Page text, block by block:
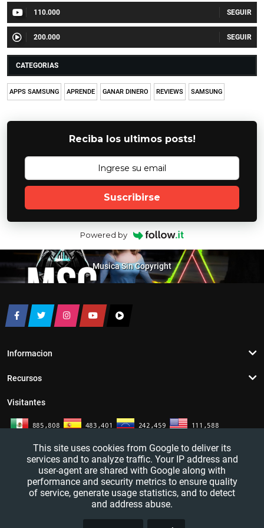
110.000
200.000
CATEGORIAS
APPS SAMSUNG APRENDE GANAR DINERO REVIEWS SAMSUNG
Reciba los ultimos posts!
Suscribirse
Powered by
Musica Sin Copyright
Informacion
Recursos
Visitantes
This site uses cookies from Google to deliver its
services and to analyze traffic. Your IP address and
user-agent are shared with Google along with
performance and security metrics to ensure quality
of service, generate usage statistics, and to detect
and address abuse.